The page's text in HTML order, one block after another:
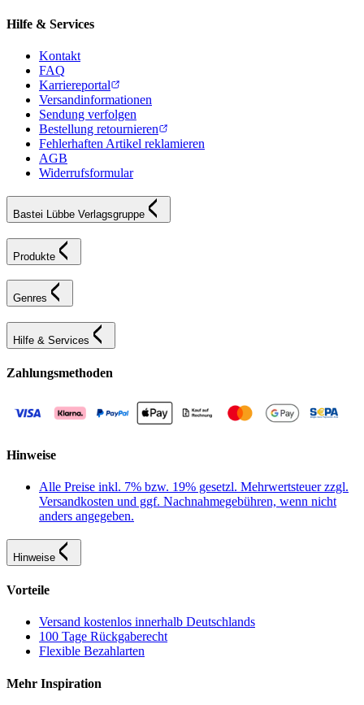
Hilfe & Services
Kontakt
FAQ
Karriereportal
Versandinformationen
Sendung verfolgen
Bestellung retournieren
Fehlerhaften Artikel reklamieren
AGB
Widerrufsformular
Bastei Lübbe Verlagsgruppe
Produkte
Genres
Hilfe & Services
Zahlungsmethoden
Hinweise
Alle Preise inkl. 7% bzw. 19% gesetzl. Mehrwertsteuer zzgl.
Versandkosten und ggf. Nachnahmegebühren, wenn nicht
anders angegeben.
Hinweise
Vorteile
Versand kostenlos innerhalb Deutschlands
100 Tage Rückgaberecht
Flexible Bezahlarten
Mehr Inspiration